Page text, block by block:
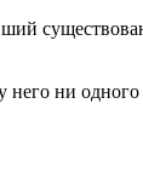
ни одного